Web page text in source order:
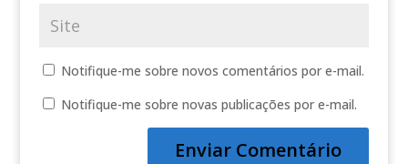
Notifique-me sobre novos comentários por e-mail.
Notifique-me sobre novas publicações por e-mail.